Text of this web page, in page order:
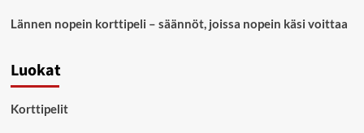
Lännen nopein korttipeli – säännöt, joissa nopein käsi voittaa
Luokat
Korttipelit